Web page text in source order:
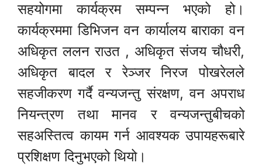
सहयोगमा कार्यक्रम सम्पन्न भएको हो।
कार्यक्रममा डिभिजन वन कार्यालय बाराका वन
अधिकृत ललन राउत , अधिकृत संजय चौधरी,
अधिकृत बादल र रेञ्जर निरज पोखरेलले
सहजीकरण गर्दै वन्यजन्तु संरक्षण, वन अपराध
नियन्त्रण तथा मानव र वन्यजन्तुबीचको
सहअस्तित्व कायम गर्न आवश्यक उपायहरूबारे
प्रशिक्षण दिनुभएको थियो।